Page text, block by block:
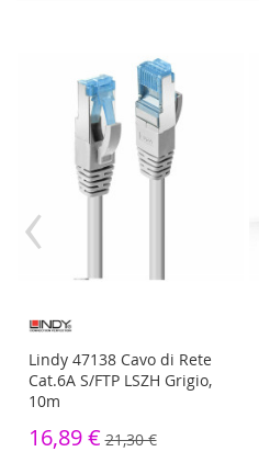
Lindy 47138 Cavo di Rete
Cat.6A S/FTP LSZH Grigio,
10m
16,89 € 21,30 €
‹